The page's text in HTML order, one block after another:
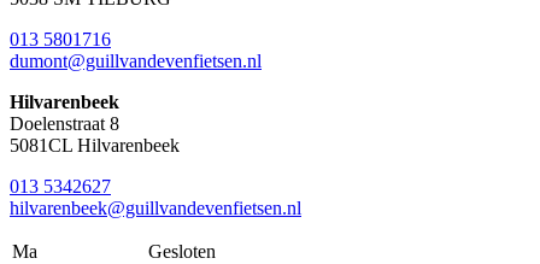
013 5801716
dumont@guillvandevenfietsen.nl
Hilvarenbeek
Doelenstraat 8
5081CL Hilvarenbeek
013 5342627
hilvarenbeek@guillvandevenfietsen.nl
Ma
Gesloten